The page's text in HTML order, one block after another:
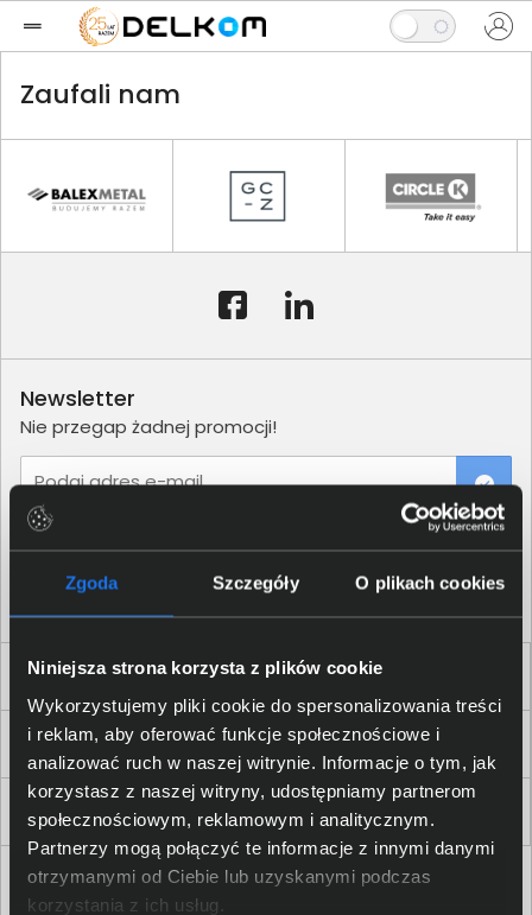
Zgoda Szczegóły O plikach cookies
Niniejsza strona korzysta z plików cookie
Wykorzystujemy pliki cookie do spersonalizowania treści
i reklam, aby oferować funkcje społecznościowe i
analizować ruch w naszej witrynie. Informacje o tym, jak
korzystasz z naszej witryny, udostępniamy partnerom
społecznościowym, reklamowym i analitycznym.
Partnerzy mogą połączyć te informacje z innymi danymi
otrzymanymi od Ciebie lub uzyskanymi podczas
korzystania z ich usług.
Zaufali nam
Dla Firm i Instytucji
Zakupy
Delkom 2000
Newsletter
Nie przegap żadnej promocji!
Podaj adres e-mail